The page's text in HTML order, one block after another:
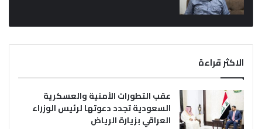
الاكثر قراءة
عقب التطورات الأمنية والعسكرية
السعودية تجدد دعوتها لرئيس الوزراء
العراقي بزيارة الرياض